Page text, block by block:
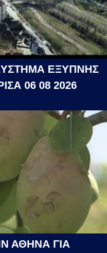
ΕΞΥΠΝΗΣ
06 08 2026
ΑΘΗΝΑ ΓΙΑ